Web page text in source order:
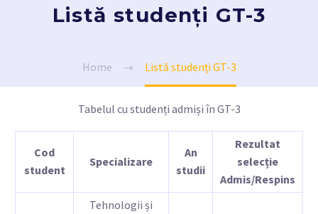
Listă studenți GT-3
Home Listă studenți GT-3
Tabelul cu studenți admiși în GT-3
Cod
student
Specializare
An
studii
Rezultat
selecție
Admis/Respins
Tehnologii și